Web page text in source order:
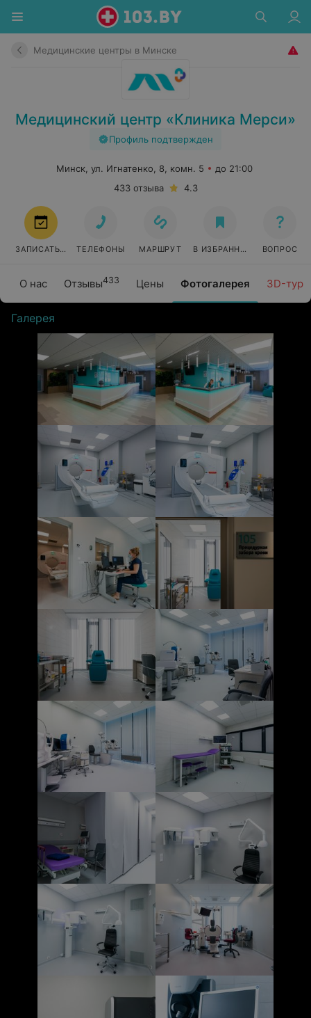
Медицинские центры в Минске
Медицинский центр «Клиника Мерси»
Профиль подтвержден
О нас Отзывы433 Цены Фотогалерея 3D-тур
Минск, ул. Игнатенко, 8, комн. 5
до 21:00
433 отзыва
4.3
ЗАПИСАТЬСЯ ТЕЛЕФОНЫ МАРШРУТ В ИЗБРАННОЕ ВОПРОС
Галерея